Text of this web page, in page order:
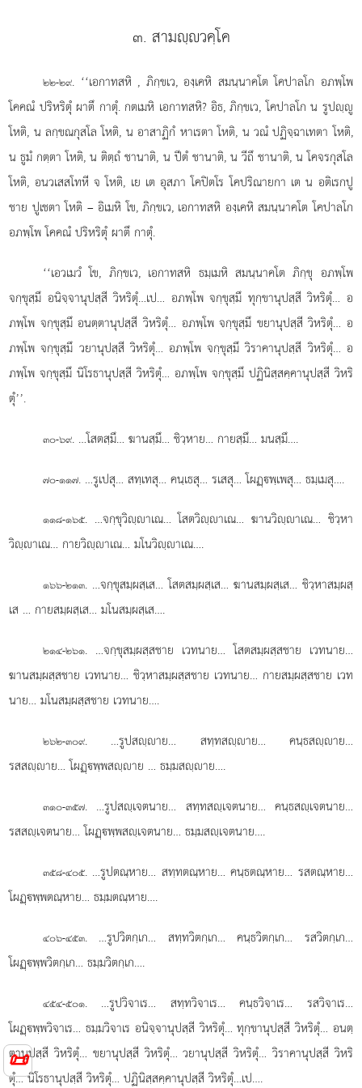
📜
๓. สามฺวคฺโค
๒๒-๒๙. ‘‘เอกาทสหิ , ภิกฺขเว, องฺเคหิ สมนฺนาคโต โคปาลโก อภพฺโพ
โคคณํ ปริหริตุํ ผาตึ กาตุํ. กตเมหิ เอกาทสหิ? อิธ, ภิกฺขเว, โคปาลโก น รูปฺู
โหติ, น ลกฺขณกุสโล โหติ, น อาสาฏิกํ หาเรตา โหติ, น วณํ ปฏิจฺฉาเทตา โหติ,
น ธูมํ กตฺตา โหติ, น ติตฺถํ ชานาติ, น ปีตํ ชานาติ, น วีถึ ชานาติ, น โคจรกุสโล
โหติ, อนวเสสโทหี จ โหติ, เย เต อุสภา โคปิตโร โคปริณายกา เต น อติเรกปู
ชาย ปูเชตา โหติ – อิเมหิ โข, ภิกฺขเว, เอกาทสหิ องฺเคหิ สมนฺนาคโต โคปาลโก
อภพฺโพ โคคณํ ปริหริตุํ ผาตึ กาตุํ.
‘‘เอวเมวํ โข, ภิกฺขเว, เอกาทสหิ ธมฺเมหิ สมนฺนาคโต ภิกฺขุ อภพฺโพ
จกฺขุสฺมึ อนิจฺจานุปสฺสี วิหริตุํ…เป… อภพฺโพ จกฺขุสฺมึ ทุกฺขานุปสฺสี วิหริตุํ… อ
ภพฺโพ จกฺขุสฺมึ อนตฺตานุปสฺสี วิหริตุํ… อภพฺโพ จกฺขุสฺมึ ขยานุปสฺสี วิหริตุํ… อ
ภพฺโพ จกฺขุสฺมึ วยานุปสฺสี วิหริตุํ… อภพฺโพ จกฺขุสฺมึ วิราคานุปสฺสี วิหริตุํ… อ
ภพฺโพ จกฺขุสฺมึ นิโรธานุปสฺสี วิหริตุํ… อภพฺโพ จกฺขุสฺมึ ปฏินิสฺสคฺคานุปสฺสี วิหริ
ตุํ’’.
๓๐-๖๙. …โสตสฺมึ… ฆานสฺมึ… ชิวฺหาย… กายสฺมึ… มนสฺมึ….
๗๐-๑๑๗. …รูเปสุ… สทฺเทสุ… คนฺเธสุ… รเสสุ… โผฏฺพฺเพสุ… ธมฺเมสุ….
๑๑๘-๑๖๕. …จกฺขุวิฺาเณ… โสตวิฺาเณ… ฆานวิฺาเณ… ชิวฺหา
วิฺาเณ… กายวิฺาเณ… มโนวิฺาเณ….
๑๖๖-๒๑๓. …จกฺขุสมฺผสฺเส… โสตสมฺผสฺเส… ฆานสมฺผสฺเส… ชิวฺหาสมฺผสฺ
เส … กายสมฺผสฺเส… มโนสมฺผสฺเส….
๒๑๔-๒๖๑. …จกฺขุสมฺผสฺสชาย เวทนาย… โสตสมฺผสฺสชาย เวทนาย…
ฆานสมฺผสฺสชาย เวทนาย… ชิวฺหาสมฺผสฺสชาย เวทนาย… กายสมฺผสฺสชาย เวท
นาย… มโนสมฺผสฺสชาย เวทนาย….
๒๖๒-๓๐๙. …รูปสฺาย… สทฺทสฺาย… คนฺธสฺาย…
รสสฺาย… โผฏฺพฺพสฺาย … ธมฺมสฺาย….
๓๑๐-๓๕๗. …รูปสฺเจตนาย… สทฺทสฺเจตนาย… คนฺธสฺเจตนาย…
รสสฺเจตนาย… โผฏฺพฺพสฺเจตนาย… ธมฺมสฺเจตนาย….
๓๕๘-๔๐๕. …รูปตณฺหาย… สทฺทตณฺหาย… คนฺธตณฺหาย… รสตณฺหาย…
โผฏฺพฺพตณฺหาย… ธมฺมตณฺหาย….
๔๐๖-๔๕๓. …รูปวิตกฺเก… สทฺทวิตกฺเก… คนฺธวิตกฺเก… รสวิตกฺเก…
โผฏฺพฺพวิตกฺเก… ธมฺมวิตกฺเก….
๔๕๔-๕๐๑. …รูปวิจาเร… สทฺทวิจาเร… คนฺธวิจาเร… รสวิจาเร…
โผฏฺพฺพวิจาเร… ธมฺมวิจาเร อนิจฺจานุปสฺสี วิหริตุํ… ทุกฺขานุปสฺสี วิหริตุํ… อนตฺ
ตานุปสฺสี วิหริตุํ… ขยานุปสฺสี วิหริตุํ… วยานุปสฺสี วิหริตุํ… วิราคานุปสฺสี วิหริ
ตุํ… นิโรธานุปสฺสี วิหริตุํ… ปฏินิสฺสคฺคานุปสฺสี วิหริตุํ…เป….